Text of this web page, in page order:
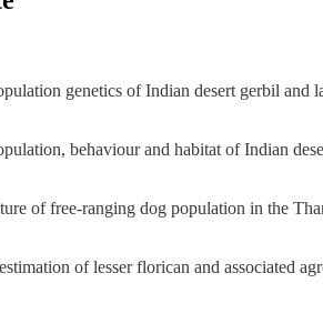
genetics of Indian desert gerbil
behaviour and habitat of Indian
of free-ranging dog population in the
of lesser florican and associated